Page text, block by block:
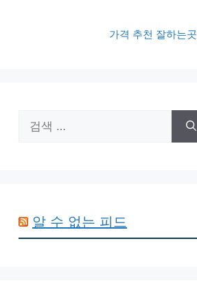
가격 추천 잘하는곳
색:
알 수 없는 피드